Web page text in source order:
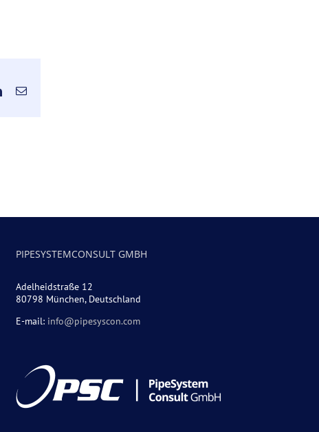
LinkedIn
E-
PIPESYSTEMCONSULT GMBH
Adelheidstraße 12
80798 München, Deutschland
E-mail: info@pipesyscon.com